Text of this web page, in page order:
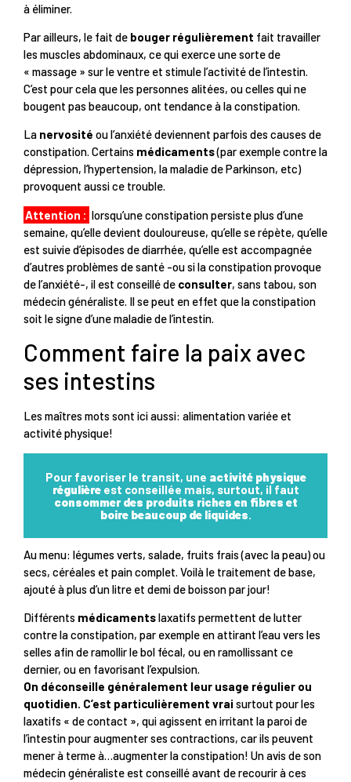
à éliminer.
Par ailleurs, le fait de bouger régulièrement fait travailler
les muscles abdominaux, ce qui exerce une sorte de
« massage » sur le ventre et stimule l’activité de l’intestin.
C’est pour cela que les personnes alitées, ou celles qui ne
bougent pas beaucoup, ont tendance à la constipation.
La nervosité ou l’anxiété deviennent parfois des causes de
constipation. Certains médicaments(par exemple contre la
dépression, l’hypertension, la maladie de Parkinson, etc)
provoquent aussi ce trouble.
Attention : lorsqu’une constipation persiste plus d’une
semaine, qu’elle devient douloureuse, qu’elle se répète, qu’elle
est suivie d’épisodes de diarrhée, qu’elle est accompagnée
d’autres problèmes de santé -ou si la constipation provoque
de l’anxiété-, il est conseillé de consulter, sans tabou, son
médecin généraliste. Il se peut en effet que la constipation
soit le signe d’une maladie de l’intestin.
Comment faire la paix avec
ses intestins
Les maîtres mots sont ici aussi: alimentation variée et
activité physique!
Pour favoriser le transit, une activité physique
régulièreest conseillée mais, surtout, il faut
consommer des produits riches en fibres et
boire beaucoup de liquides.
Au menu: légumes verts, salade, fruits frais (avec la peau) ou
secs, céréales et pain complet. Voilà le traitement de base,
ajouté à plus d’un litre et demi de boisson par jour!
Différents médicamentslaxatifs permettent de lutter
contre la constipation, par exemple en attirant l’eau vers les
selles afin de ramollir le bol fécal, ou en ramollissant ce
dernier, ou en favorisant l’expulsion.
On déconseille généralement leur usage régulier ou
quotidien. C’est particulièrement vraisurtout pour les
laxatifs « de contact », qui agissent en irritant la paroi de
l’intestin pour augmenter ses contractions, car ils peuvent
mener à terme à…augmenter la constipation! Un avis de son
médecin généraliste est conseillé avant de recourir à ces